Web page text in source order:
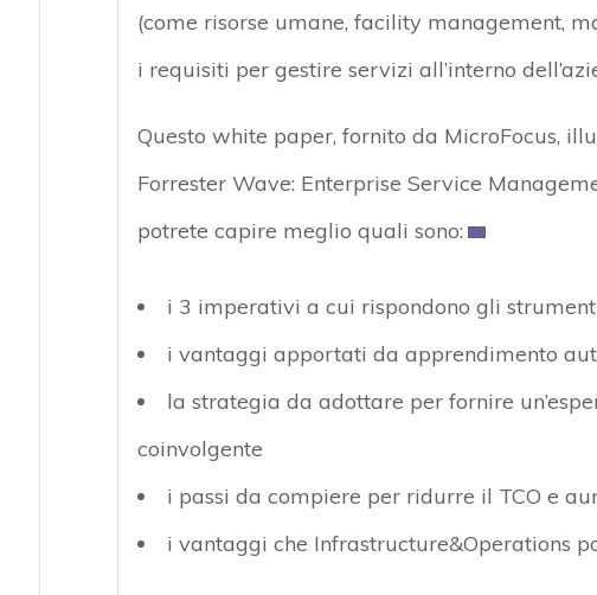
(come risorse umane, facility management,
i requisiti per gestire servizi all’interno
Questo white paper, fornito da MicroFocus,
Forrester Wave: Enterprise Service
potrete capire meglio quali sono:
i 3 imperativi a cui rispondono gli
i vantaggi apportati da apprendimento
la strategia da adottare per fornire
coinvolgente
i passi da compiere per ridurre il TCO e
i vantaggi che Infrastructure&Operations